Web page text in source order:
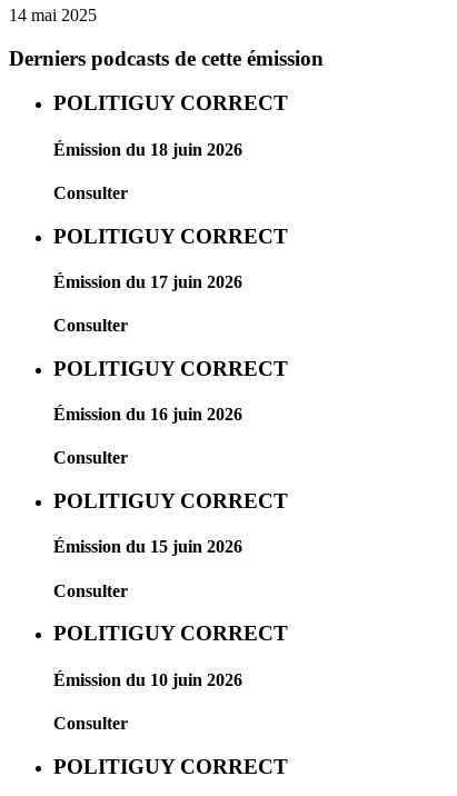
14 mai 2025
Derniers podcasts de cette émission
POLITIGUY CORRECT
Émission du 18 juin 2026
Consulter
POLITIGUY CORRECT
Émission du 17 juin 2026
Consulter
POLITIGUY CORRECT
Émission du 16 juin 2026
Consulter
POLITIGUY CORRECT
Émission du 15 juin 2026
Consulter
POLITIGUY CORRECT
Émission du 10 juin 2026
Consulter
POLITIGUY CORRECT